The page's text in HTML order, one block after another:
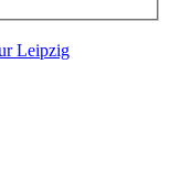
Leipzig